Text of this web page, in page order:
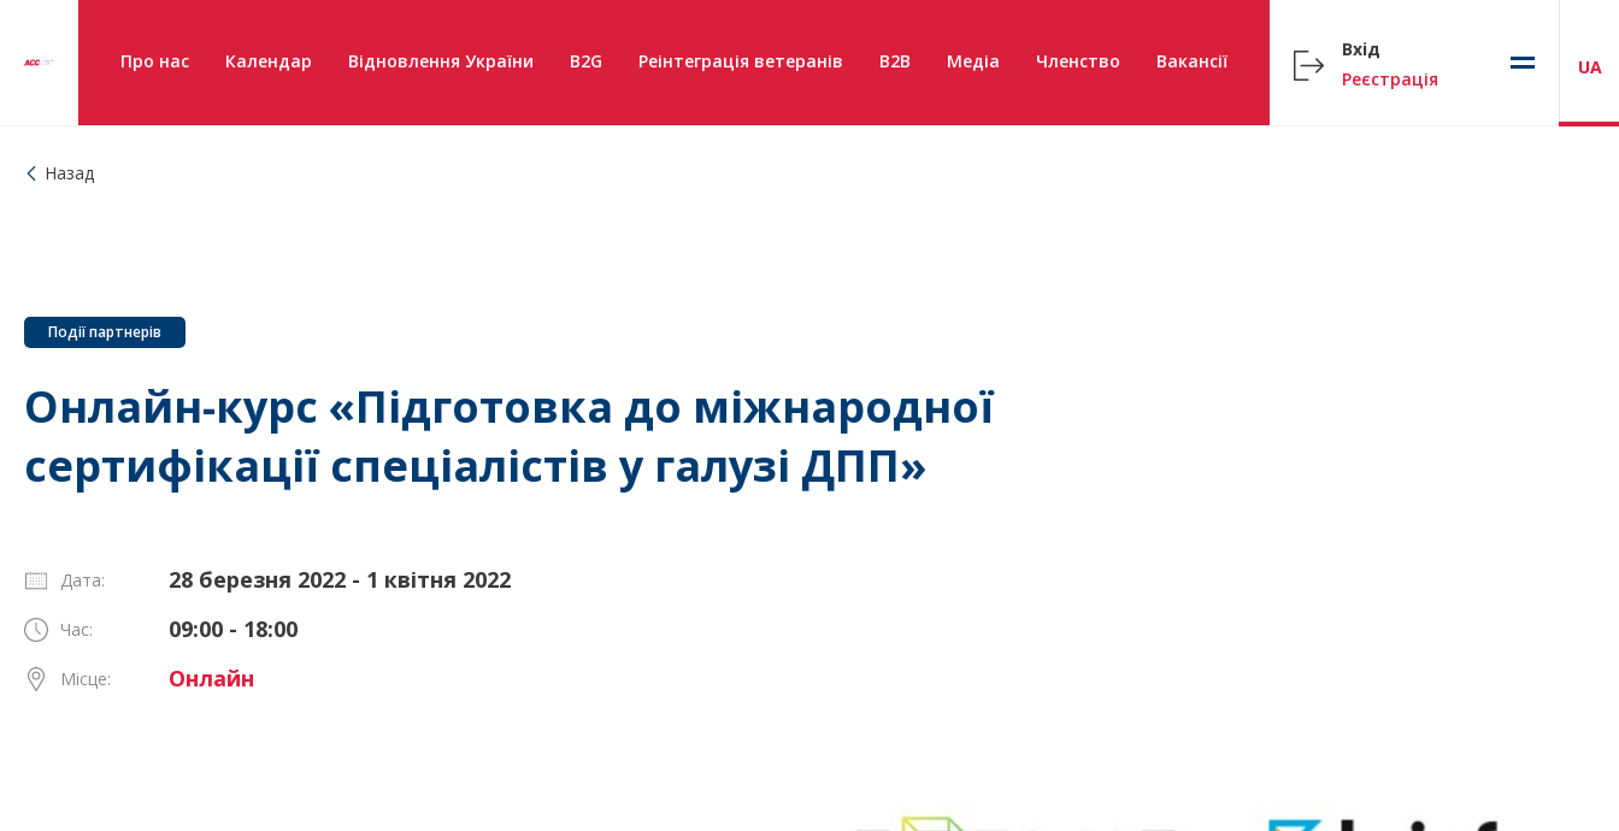
Про нас Календар Відновлення України B2G Реінтеграція ветеранів B2B Медіа Членство Вакансії
Вхід
Реєстрація
UA
Назад
Події партнерів
Онлайн-курс «Підготовка до міжнародної
сертифікації спеціалістів у галузі ДПП»
Дата: 28 березня 2022 - 1 квітня 2022
Час: 09:00 - 18:00
Місце: Онлайн